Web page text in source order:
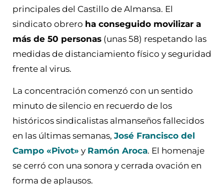
principales del Castillo de Almansa. El
sindicato obrero ha conseguido movilizar a
más de 50 personas (unas 58) respetando las
medidas de distanciamiento físico y seguridad
frente al virus.
La concentración comenzó con un sentido
minuto de silencio en recuerdo de los
históricos sindicalistas almanseños fallecidos
en las últimas semanas, José Francisco del
Campo «Pivot» y Ramón Aroca. El homenaje
se cerró con una sonora y cerrada ovación en
forma de aplausos.